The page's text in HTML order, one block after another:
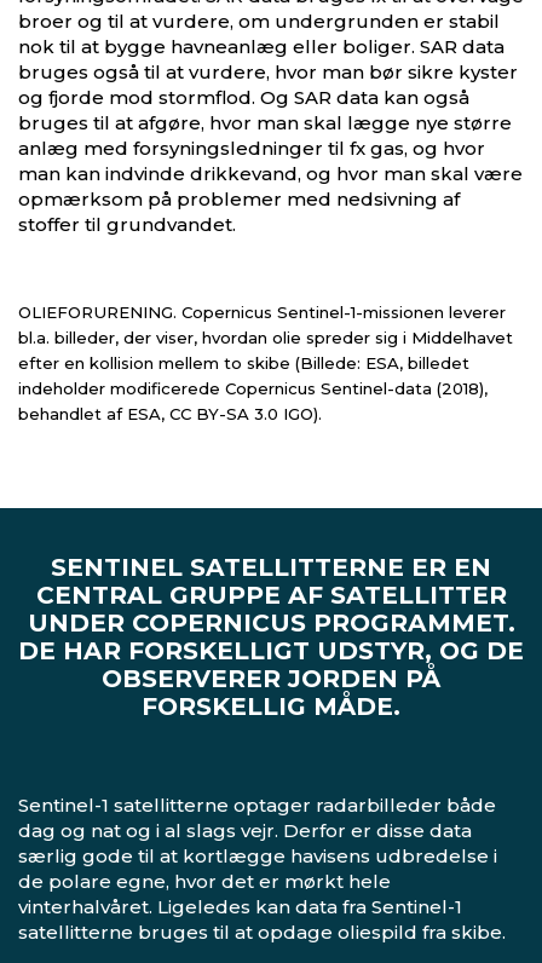
broer og til at vurdere, om undergrunden er stabil
nok til at bygge havneanlæg eller boliger. SAR data
bruges også til at vurdere, hvor man bør sikre kyster
og fjorde mod stormflod. Og SAR data kan også
bruges til at afgøre, hvor man skal lægge nye større
anlæg med forsyningsledninger til fx gas, og hvor
man kan indvinde drikkevand, og hvor man skal være
opmærksom på problemer med nedsivning af
stoffer til grundvandet.
OLIEFORURENING. Copernicus Sentinel-1-missionen leverer
bl.a. billeder, der viser, hvordan olie spreder sig i Middelhavet
efter en kollision mellem to skibe (Billede: ESA, billedet
indeholder modificerede Copernicus Sentinel-data (2018),
behandlet af ESA, CC BY-SA 3.0 IGO).
SENTINEL SATELLITTERNE ER EN
CENTRAL GRUPPE AF SATELLITTER
UNDER COPERNICUS PROGRAMMET.
DE HAR FORSKELLIGT UDSTYR, OG DE
OBSERVERER JORDEN PÅ
FORSKELLIG MÅDE.
Sentinel-1 satellitterne optager radarbilleder både
dag og nat og i al slags vejr. Derfor er disse data
særlig gode til at kortlægge havisens udbredelse i
de polare egne, hvor det er mørkt hele
vinterhalvåret. Ligeledes kan data fra Sentinel-1
satellitterne bruges til at opdage oliespild fra skibe.